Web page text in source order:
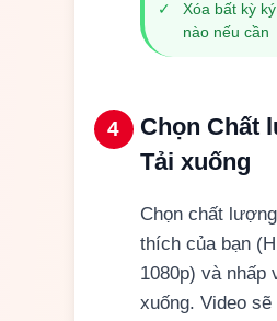
✓
Xóa bất kỳ
nào nếu cần
4
Chọn Chất
Tải xuống
Chọn chất
thích của bạn
1080p) và nhấp
xuống. Video